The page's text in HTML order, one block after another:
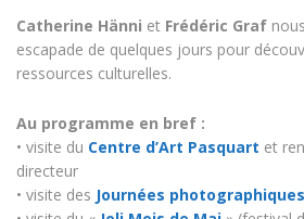
Catherine Hänni et Frédéric Graf
escapade de quelques jours pour
ressources culturelles.
Au programme en bref :
• visite du Centre d’Art Pasquart et
directeur
• visite des Journées